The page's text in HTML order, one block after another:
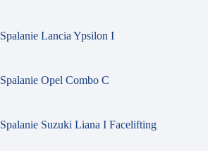
Spalanie Lancia Ypsilon I
Spalanie Opel Combo C
Spalanie Suzuki Liana I Facelifting